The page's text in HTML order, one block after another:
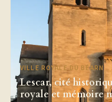
VILLE ROYALE DU BÉARN
Lescar, cité
royale et mémoire